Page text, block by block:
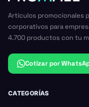
Artículos promocionales
corporativos para
4.700 productos con tu
Cotizar por
CATEGORÍAS